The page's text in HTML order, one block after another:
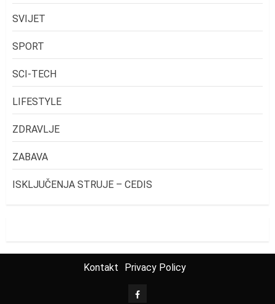
SVIJET
SPORT
SCI-TECH
LIFESTYLE
ZDRAVLJE
ZABAVA
ISKLJUČENJA STRUJE – CEDIS
Kontakt Privacy Policy
FB